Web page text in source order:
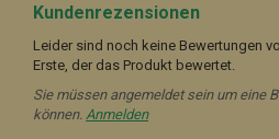
Kundenrezensionen
Leider sind noch keine Bewertungen
Erste, der das Produkt bewertet.
Sie müssen angemeldet sein um eine
können. Anmelden